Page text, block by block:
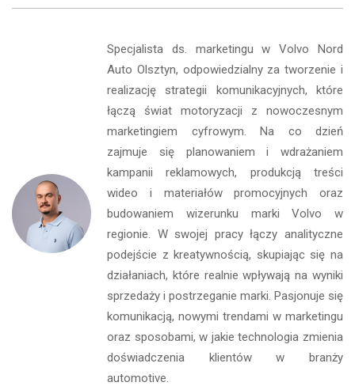
Specjalista ds. marketingu w Volvo Nord
Auto Olsztyn, odpowiedzialny za tworzenie i
realizację strategii komunikacyjnych, które
łączą świat motoryzacji z nowoczesnym
marketingiem cyfrowym. Na co dzień
zajmuje się planowaniem i wdrażaniem
kampanii reklamowych, produkcją treści
wideo i materiałów promocyjnych oraz
budowaniem wizerunku marki Volvo w
regionie. W swojej pracy łączy analityczne
podejście z kreatywnością, skupiając się na
działaniach, które realnie wpływają na wyniki
sprzedaży i postrzeganie marki. Pasjonuje się
komunikacją, nowymi trendami w marketingu
oraz sposobami, w jakie technologia zmienia
doświadczenia klientów w branży
automotive.